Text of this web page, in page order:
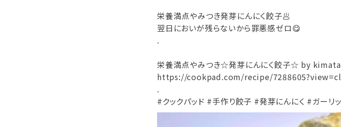
栄養満点やみつき発芽にんにく餃子🥟
翌日においが残らないから罪悪感ゼロ😋
.
栄養満点やみつき☆発芽にんにく餃子☆ by kimata
https://cookpad.com/recipe/
.
#クックパッド #手作り餃子 #発芽にんにく #ガー